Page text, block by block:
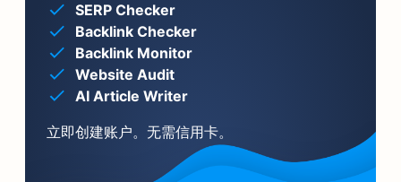
SERP Checker
Backlink Checker
Backlink Monitor
Website Audit
AI Article Writer
立即创建账户。无需信用卡。